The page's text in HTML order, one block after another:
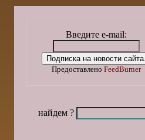
Введите e-mail:
Предоставлено FeedBurner
найдем ?